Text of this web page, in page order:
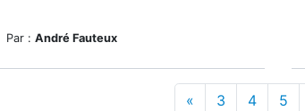
Par : André Fauteux
« 3 4 5